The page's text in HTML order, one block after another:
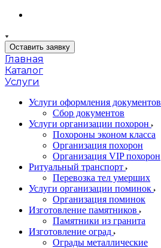
Оставить заявку
Главная
Каталог
Услуги
Услуги оформления документов
Сбор документов
Услуги организации похорон
Похороны эконом класса
Организация похорон
Организация VIP похорон
Ритуальный транспорт
Перевозка тел умерших
Услуги организации поминок
Организация поминок
Изготовление памятников
Памятники из гранита
Изготовление оград
Ограды металлические